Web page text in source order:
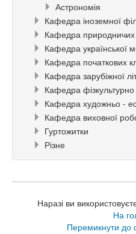
Астрономія
Кафедра іноземної
Кафедра природничих
Кафедра української
Кафедра початкових
Кафедра зарубіжної
Кафедра
Кафедра художньо -
Кафедра виховної
Гуртожитки
Різне
Наразі ви
На
Перемикнути до